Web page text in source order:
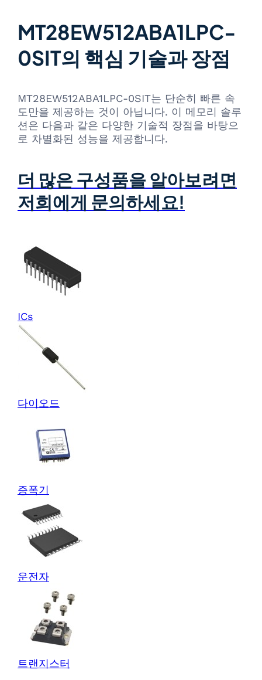
MT28EW512ABA1LPC-
0SIT의 핵심 기술과 장점
MT28EW512ABA1LPC-0SIT는 단순히 빠른 속
도만을 제공하는 것이 아닙니다. 이 메모리 솔루
션은 다음과 같은 다양한 기술적 장점을 바탕으
로 차별화된 성능을 제공합니다.
더 많은 구성품을 알아보려면
저희에게 문의하세요!
ICs
다이오드
증폭기
운전자
트랜지스터